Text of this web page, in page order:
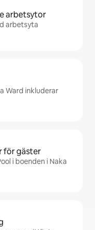
arbetsytor
arbetsyta
Ward inkluderar
för gäster
i boenden i Naka